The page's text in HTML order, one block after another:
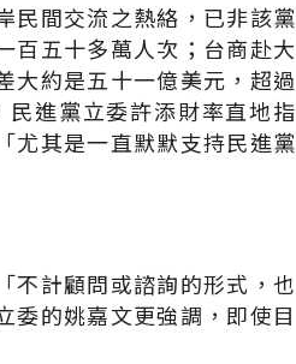
民間交流之熱絡，已非該黨
百五十多萬人次；台商赴大
大約是五十一億美元，超過
進黨立委許添財率直地指
尤其是一直默默支持民進黨
不計顧問或諮詢的形式，也
委的姚嘉文更強調，即使目